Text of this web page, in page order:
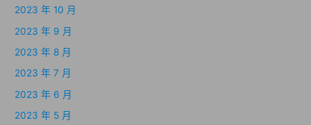
2023 年 10 月
2023 年 9 月
2023 年 8 月
2023 年 7 月
2023 年 6 月
2023 年 5 月